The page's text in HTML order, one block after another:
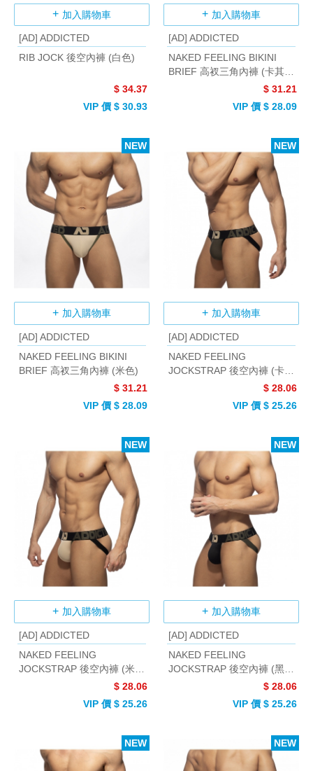
加入購物車
[AD] ADDICTED
RIB JOCK 後空內褲 (白色)
$ 34.37
VIP 價 $ 30.93
加入購物車
[AD] ADDICTED
NAKED FEELING BIKINI
BRIEF 高衩三角內褲 (卡其
$ 31.21
VIP 價 $ 28.09
加入購物車
[AD] ADDICTED
NAKED FEELING BIKINI
BRIEF 高衩三角內褲 (米色)
$ 31.21
VIP 價 $ 28.09
NEW
加入購物車
[AD] ADDICTED
NAKED FEELING
JOCKSTRAP 後空內褲 (卡其
$ 28.06
VIP 價 $ 25.26
NEW
加入購物車
[AD] ADDICTED
NAKED FEELING
JOCKSTRAP 後空內褲 (米
$ 28.06
VIP 價 $ 25.26
NEW
加入購物車
[AD] ADDICTED
NAKED FEELING
JOCKSTRAP 後空內褲 (黑
$ 28.06
VIP 價 $ 25.26
NEW
NEW NEW